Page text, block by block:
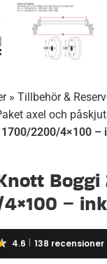
» Tillbehör &
axel och
2200/4×100 –
–
4.6 138 recensioner